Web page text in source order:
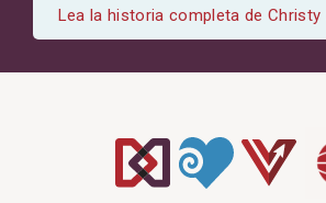
Lea la historia completa de Christy